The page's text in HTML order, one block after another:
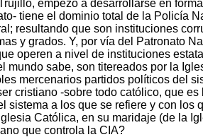
empezó a desarrollarse en
tiene el dominio total de la Policía
resultando que son instituciones
y grados. Y, por vía del Patronato
operen a nivel de instituciones
sabe, son titereados por la
mercenarios partidos políticos del
cristiano -sobre todo católico, que
sistema a los que se refiere y con
Católica, en su maridaje (de la
que controla la CIA?